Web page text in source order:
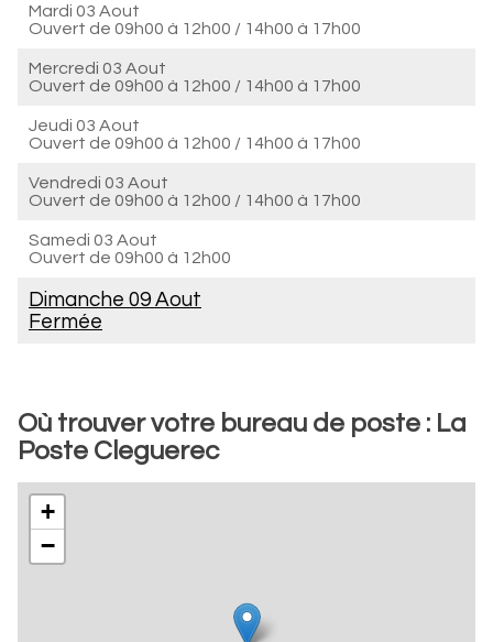
Mardi 03 Aout
Ouvert de 09h00 à 12h00 / 14h00 à 17h00
Mercredi 03 Aout
Ouvert de 09h00 à 12h00 / 14h00 à 17h00
Jeudi 03 Aout
Ouvert de 09h00 à 12h00 / 14h00 à 17h00
Vendredi 03 Aout
Ouvert de 09h00 à 12h00 / 14h00 à 17h00
Samedi 03 Aout
Ouvert de 09h00 à 12h00
Dimanche 09 Aout
Fermée
Où trouver votre bureau de poste : La
Poste Cleguerec
+
−